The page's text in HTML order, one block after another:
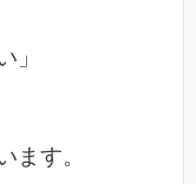
」
ます。